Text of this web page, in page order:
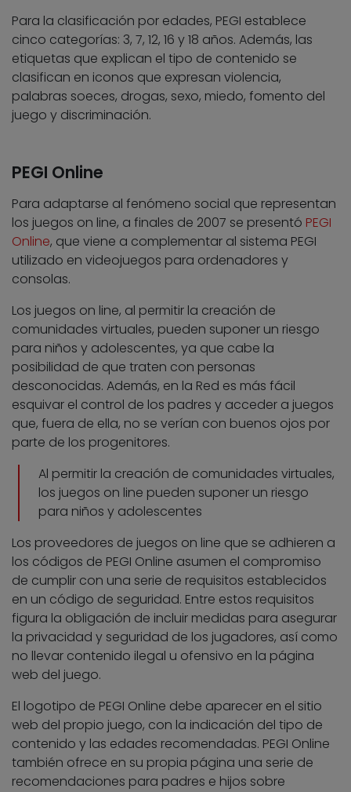
Para la clasificación por edades, PEGI establece
cinco categorías: 3, 7, 12, 16 y 18 años. Además, las
etiquetas que explican el tipo de contenido se
clasifican en iconos que expresan violencia,
palabras soeces, drogas, sexo, miedo, fomento del
juego y discriminación.
PEGI Online
Para adaptarse al fenómeno social que representan
los juegos on line, a finales de 2007 se presentó PEGI
Online, que viene a complementar al sistema PEGI
utilizado en videojuegos para ordenadores y
consolas.
Los juegos on line, al permitir la creación de
comunidades virtuales, pueden suponer un riesgo
para niños y adolescentes, ya que cabe la
posibilidad de que traten con personas
desconocidas. Además, en la Red es más fácil
esquivar el control de los padres y acceder a juegos
que, fuera de ella, no se verían con buenos ojos por
parte de los progenitores.
Al permitir la creación de comunidades virtuales,
los juegos on line pueden suponer un riesgo
para niños y adolescentes
Los proveedores de juegos on line que se adhieren a
los códigos de PEGI Online asumen el compromiso
de cumplir con una serie de requisitos establecidos
en un código de seguridad. Entre estos requisitos
figura la obligación de incluir medidas para asegurar
la privacidad y seguridad de los jugadores, así como
no llevar contenido ilegal u ofensivo en la página
web del juego.
El logotipo de PEGI Online debe aparecer en el sitio
web del propio juego, con la indicación del tipo de
contenido y las edades recomendadas. PEGI Online
también ofrece en su propia página una serie de
recomendaciones para padres e hijos sobre